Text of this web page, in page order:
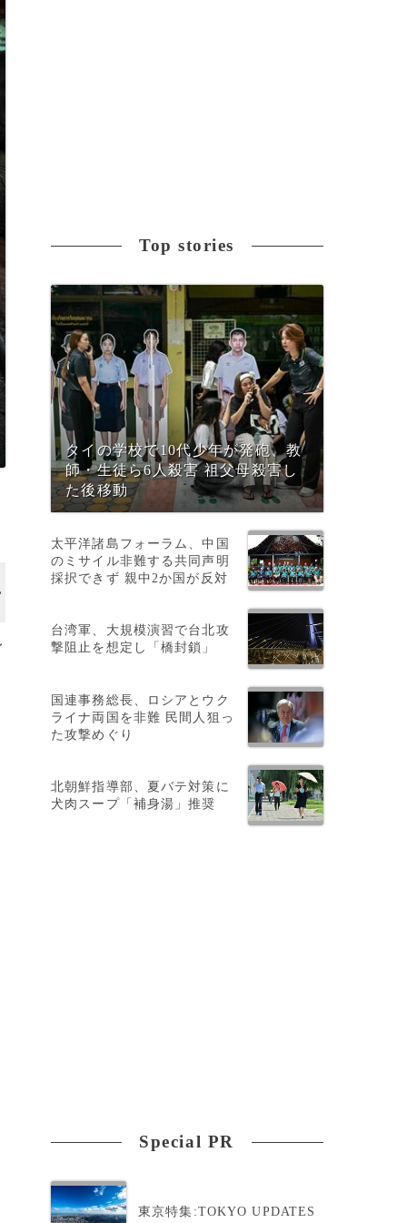
Top stories
タイの学校で10代少年が発砲、教
師・生徒ら6人殺害 祖父母殺害し
た後移動
太平洋諸島フォーラム、中国
のミサイル非難する共同声明
採択できず 親中2か国が反対
台湾軍、大規模演習で台北攻
撃阻止を想定し「橋封鎖」
国連事務総長、ロシアとウク
ライナ両国を非難 民間人狙っ
た攻撃めぐり
北朝鮮指導部、夏バテ対策に
犬肉スープ「補身湯」推奨
Special PR
東京特集:TOKYO UPDATES